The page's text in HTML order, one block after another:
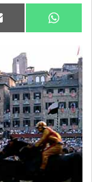
Compartir
en
Email
en